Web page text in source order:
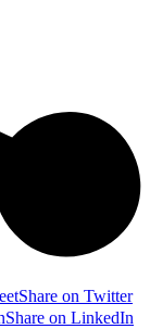
Share on Twitter
Share on LinkedIn